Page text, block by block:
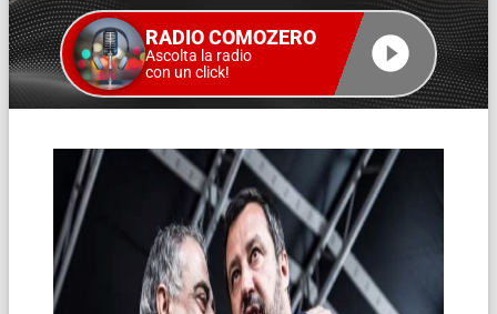
RADIO COMOZERO
Ascolta la radio
con un click!